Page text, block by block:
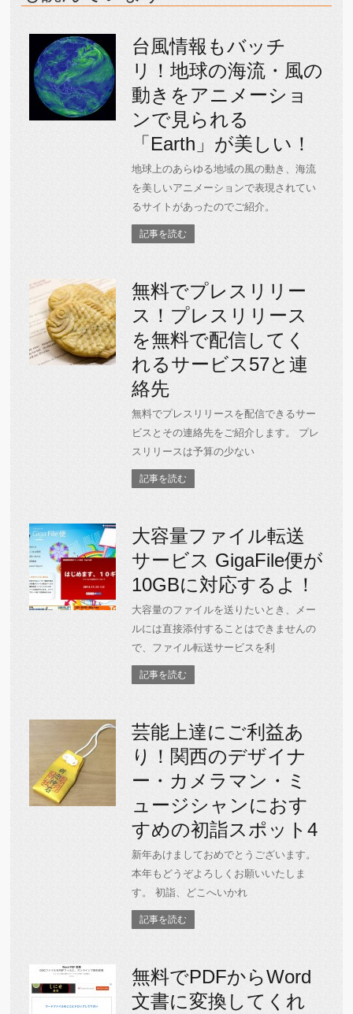
台風情報もバッチ
リ！地球の海流・風の
動きをアニメーショ
ンで見られる
「Earth」が美しい！
地球上のあらゆる地域の風の動き、海流
を美しいアニメーションで表現されてい
るサイトがあったのでご紹介。
記事を読む
無料でプレスリリー
ス！プレスリリース
を無料で配信してく
れるサービス57と連
絡先
無料でプレスリリースを配信できるサー
ビスとその連絡先をご紹介します。 プレ
スリリースは予算の少ない
記事を読む
大容量ファイル転送
サービス GigaFile便が
10GBに対応するよ！
大容量のファイルを送りたいとき、メー
ルには直接添付することはできませんの
で、ファイル転送サービスを利
記事を読む
芸能上達にご利益あ
り！関西のデザイナ
ー・カメラマン・ミ
ュージシャンにおす
すめの初詣スポット4
新年あけましておめでとうございます。
本年もどうぞよろしくお願いいたしま
す。 初詣、どこへいかれ
記事を読む
無料でPDFからWord
文書に変換してくれ